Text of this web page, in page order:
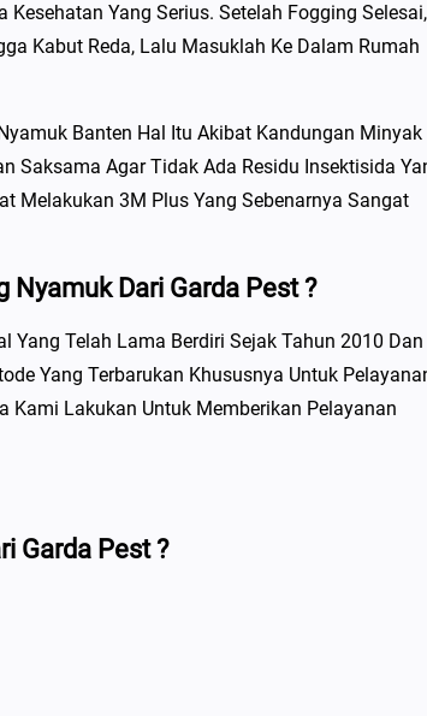
Yang Serius. Setelah Fogging Selesai,
Kabut Reda, Lalu Masuklah Ke Dalam Rumah
Banten Hal Itu Akibat Kandungan Minyak
Saksama Agar Tidak Ada Residu Insektisida
Melakukan 3M Plus Yang Sebenarnya Sangat
Dari Garda Pest ?
Yang Telah Lama Berdiri Sejak Tahun 2010 Dan
Yang Terbarukan Khususnya Untuk
Kami Lakukan Untuk Memberikan Pelayanan
Garda Pest ?